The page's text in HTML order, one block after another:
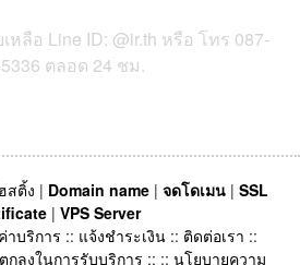
ลือ Line ID: @ir.th หรือ โทร 087-
ตลอด 24 ชม.
สติ้ง | Domain name | จดโดเมน | SSL
| VPS Server
าบริการ :: แจ้งชำระเงิน :: ติดต่อเรา ::
กลงในการรับบริการ :: :: นโยบายความ